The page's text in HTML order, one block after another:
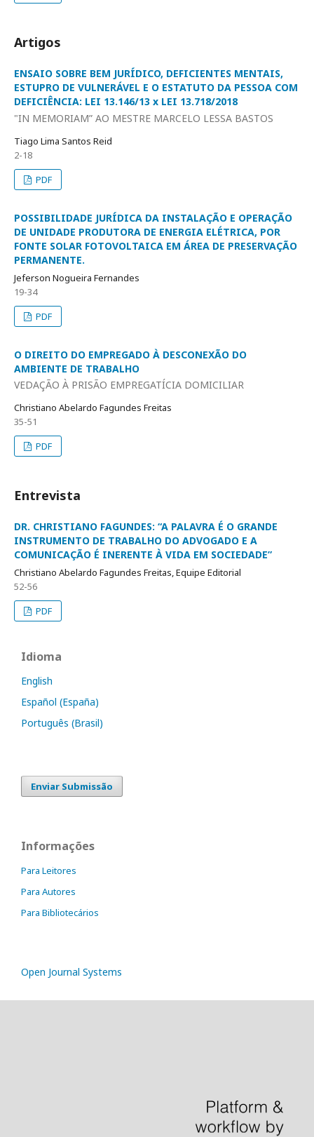
Artigos
ENSAIO SOBRE BEM JURÍDICO, DEFICIENTES MENTAIS,
ESTUPRO DE VULNERÁVEL E O ESTATUTO DA PESSOA COM
DEFICIÊNCIA: LEI 13.146/13 x LEI 13.718/2018
"IN MEMORIAM” AO MESTRE MARCELO LESSA BASTOS
Tiago Lima Santos Reid
2-18
PDF
POSSIBILIDADE JURÍDICA DA INSTALAÇÃO E OPERAÇÃO
DE UNIDADE PRODUTORA DE ENERGIA ELÉTRICA, POR
FONTE SOLAR FOTOVOLTAICA EM ÁREA DE PRESERVAÇÃO
PERMANENTE.
Jeferson Nogueira Fernandes
19-34
PDF
O DIREITO DO EMPREGADO À DESCONEXÃO DO
AMBIENTE DE TRABALHO
VEDAÇÃO À PRISÃO EMPREGATÍCIA DOMICILIAR
Christiano Abelardo Fagundes Freitas
35-51
PDF
Entrevista
DR. CHRISTIANO FAGUNDES: “A PALAVRA É O GRANDE
INSTRUMENTO DE TRABALHO DO ADVOGADO E A
COMUNICAÇÃO É INERENTE À VIDA EM SOCIEDADE”
Christiano Abelardo Fagundes Freitas, Equipe Editorial
52-56
PDF
Idioma
English
Español (España)
Português (Brasil)
Enviar Submissão
Informações
Para Leitores
Para Autores
Para Bibliotecários
Open Journal Systems